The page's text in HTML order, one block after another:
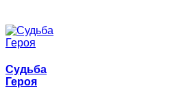
Судьба
Героя